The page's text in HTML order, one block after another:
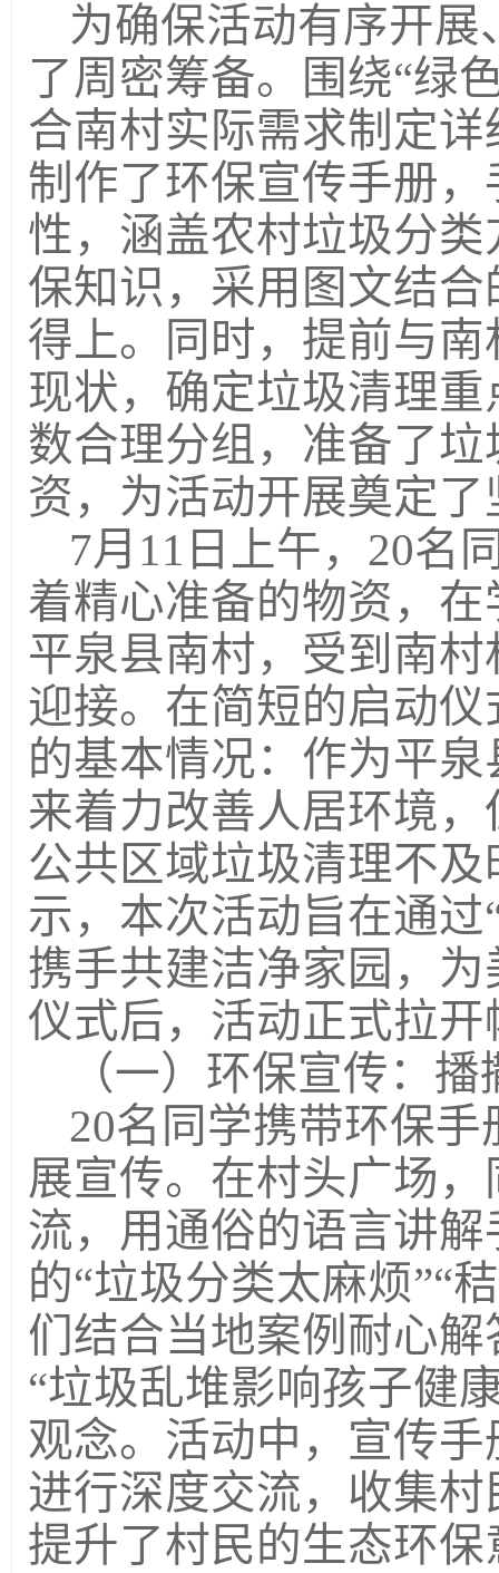
为确保活动有序开
了周密筹备。围绕“绿
合南村实际需求制定
制作了环保宣传手册
性，涵盖农村垃圾分
保知识，采用图文结
得上。同时，提前与
现状，确定垃圾清理
数合理分组，准备了
资，为活动开展奠定
7月11日上午，20名
着精心准备的物资，
平泉县南村，受到南
迎接。在简短的启动
的基本情况：作为平
来着力改善人居环境
公共区域垃圾清理不
示，本次活动旨在通
携手共建洁净家园，
仪式后，活动正式拉开
（一）环保宣传：
20名同学携带环保
展宣传。在村头广场
流，用通俗的语言讲
的“垃圾分类太麻烦”“
们结合当地案例耐心
“垃圾乱堆影响孩子健
观念。活动中，宣传
进行深度交流，收集
提升了村民的生态环保